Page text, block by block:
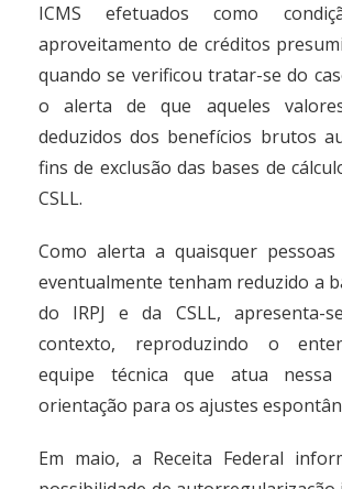
ICMS efetuados como
aproveitamento de créditos
quando se verificou tratar-se do
o alerta de que aqueles
deduzidos dos benefícios brutos
fins de exclusão das bases de
CSLL.
Como alerta a quaisquer
eventualmente tenham reduzido a
do IRPJ e da CSLL, apresenta-
contexto, reproduzindo o
equipe técnica que atua
orientação para os ajustes
Em maio, a Receita Federal